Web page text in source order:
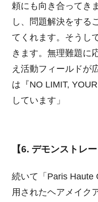
頼にも向き合ってき
し、問題解決をする
てくれます。そうし
きます。無理難題に
え活動フィールドが
は『NO LIMIT,
しています」
【6. デモンストレー
続いて「Paris Haute
用されたヘアメイク